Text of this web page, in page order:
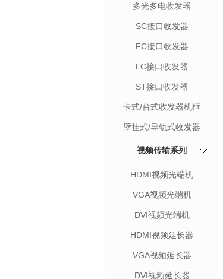
多光多电收发器
SC接口收发器
FC接口收发器
LC接口收发器
ST接口收发器
卡式/台式收发器机框
壁挂式/导轨式收发器
视频传输系列
HDMI视频光端机
VGA视频光端机
DVI视频光端机
HDMI视频延长器
VGA视频延长器
DVI视频延长器